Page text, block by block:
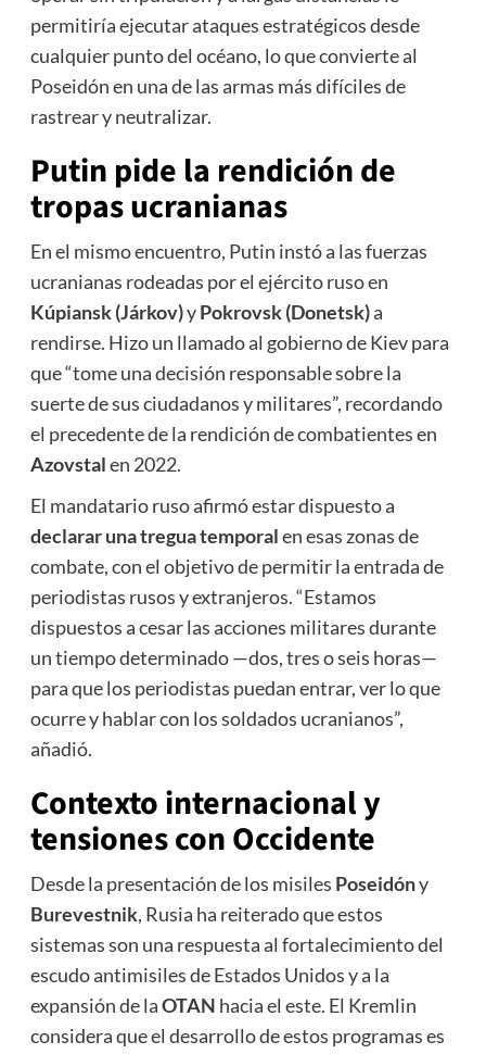
permitiría ejecutar ataques estratégicos desde
cualquier punto del océano, lo que convierte al
Poseidón en una de las armas más difíciles de
rastrear y neutralizar.
Putin pide la rendición de
tropas ucranianas
En el mismo encuentro, Putin instó a las fuerzas
ucranianas rodeadas por el ejército ruso en
Kúpiansk (Járkov)yPokrovsk (Donetsk)a
rendirse. Hizo un llamado al gobierno de Kiev para
que “tome una decisión responsable sobre la
suerte de sus ciudadanos y militares”, recordando
el precedente de la rendición de combatientes en
Azovstalen 2022.
El mandatario ruso afirmó estar dispuesto a
declarar una tregua temporalen esas zonas de
combate, con el objetivo de permitir la entrada de
periodistas rusos y extranjeros. “Estamos
dispuestos a cesar las acciones militares durante
un tiempo determinado —dos, tres o seis horas—
para que los periodistas puedan entrar, ver lo que
ocurre y hablar con los soldados ucranianos”,
añadió.
Contexto internacional y
tensiones con Occidente
Desde la presentación de los misiles Poseidóny
Burevestnik, Rusia ha reiterado que estos
sistemas son una respuesta al fortalecimiento del
escudo antimisiles de Estados Unidos y a la
expansión de laOTAN hacia el este. El Kremlin
considera que el desarrollo de estos programas es